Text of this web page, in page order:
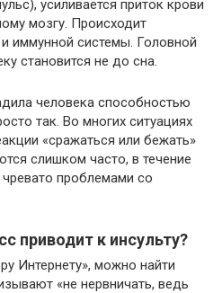
усиливается приток крови
мозгу. Происходит
иммунной системы. Головной
становится не до сна.
человека способностью
так. Во многих ситуациях
«сражаться или бежать»
слишком часто, в течение
проблемами со
приводит к инсульту?
Интернету», можно найти
«не нервничать, ведь